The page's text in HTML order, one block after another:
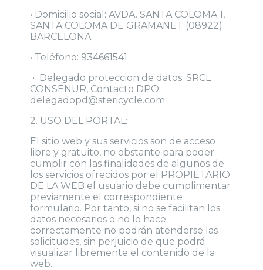
• Domicilio social: AVDA. SANTA COLOMA 1,
SANTA COLOMA DE GRAMANET (08922)
BARCELONA
• Teléfono: 934661541
• Delegado proteccion de datos: SRCL
CONSENUR, Contacto DPO:
delegadopd@stericycle.com
2. USO DEL PORTAL:
El sitio web y sus servicios son de acceso
libre y gratuito, no obstante para poder
cumplir con las finalidades de algunos de
los servicios ofrecidos por el PROPIETARIO
DE LA WEB el usuario debe cumplimentar
previamente el correspondiente
formulario. Por tanto, si no se facilitan los
datos necesarios o no lo hace
correctamente no podrán atenderse las
solicitudes, sin perjuicio de que podrá
visualizar libremente el contenido de la
web.